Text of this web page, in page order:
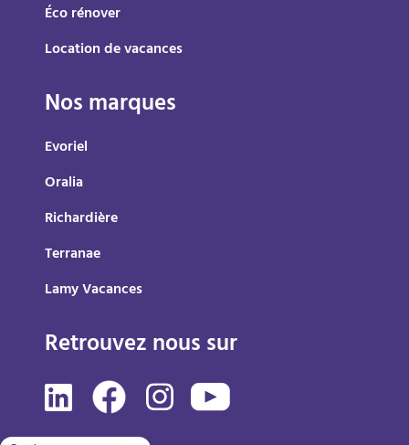
Éco rénover
Location de vacances
Nos marques
Evoriel
Oralia
Richardière
Terranae
Lamy Vacances
Retrouvez nous sur